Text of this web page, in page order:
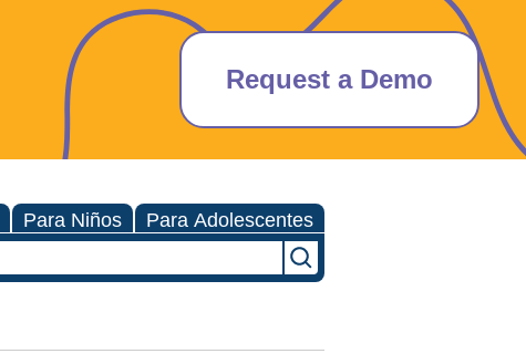
Request a Demo
Para Niños Para Adolescentes